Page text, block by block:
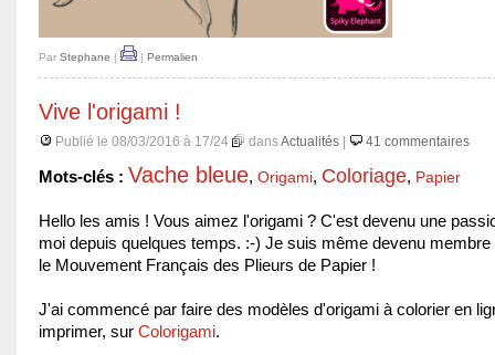
Par Stephane Permalien
Vive l'origami !
Publié le 08/03/2016 à 17/24 dansActualités | 41 commentaires
Mots-clés : Vache bleue, Origami, Coloriage, Papier
Hello les amis ! Vous aimez l'origami ? C'est devenu une
moi depuis quelques temps. :-) Je suis même devenu membre
le Mouvement Français des Plieurs de Papier !
J'ai commencé par faire des modèles d'origami à colorier en
imprimer, sur Colorigami.